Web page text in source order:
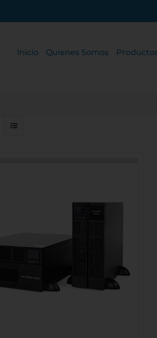
Inicio Quienes Somos